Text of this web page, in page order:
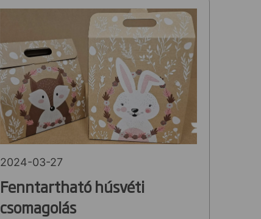
2024-03-27
Fenntartható húsvéti
csomagolás